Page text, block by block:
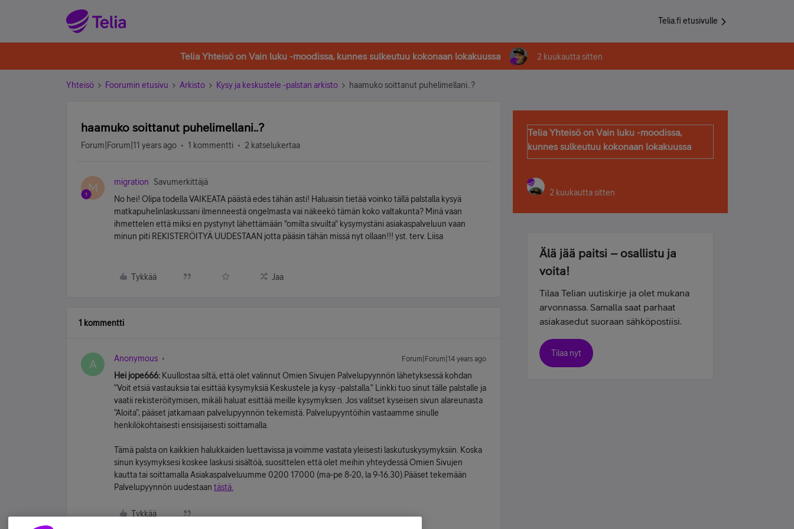
Telia.fi etusivulle
Telia Yhteisö on Vain luku -moodissa, kunnes sulkeutuu kokonaan lokakuussa 2 kuukautta sitten
Yhteisö Foorumin etusivu Arkisto Kysy ja keskustele -palstan arkisto haamuko soittanut puhelimellani..?
haamuko soittanut puhelimellani..?
Forum|Forum|11 years ago 1 kommentti 2 katselukertaa
M migration
Savumerkittäjä
No hei! Olipa todella VAIKEATA päästä edes tähän asti! Haluaisin tietää voinko tällä palstalla kysyä
matkapuhelinlaskussani ilmenneestä ongelmasta vai näkeekö tämän koko valtakunta? Minä vaan
ihmettelen että miksi en pystynyt lähettämään "omilta sivuilta" kysymystäni asiakaspalveluun vaan
minun piti REKISTERÖITYÄ UUDESTAAN jotta pääsin tähän missä nyt ollaan!!! yst. terv. Liisa
Tykkää Jaa
1 kommentti
A Anonymous Forum|Forum|14 years ago
Hei jope666: Kuullostaa siltä, että olet valinnut Omien Sivujen Palvelupyynnön lähetyksessä kohdan
”Voit etsiä vastauksia tai esittää kysymyksiä Keskustele ja kysy -palstalla.” Linkki tuo sinut tälle palstalle ja
vaatii rekisteröitymisen, mikäli haluat esittää meille kysymyksen. Jos valitset kyseisen sivun alareunasta
”Aloita”, pääset jatkamaan palvelupyynnön tekemistä. Palvelupyyntöihin vastaamme sinulle
henkilökohtaisesti ensisijaisesti soittamalla.
Tämä palsta on kaikkien halukkaiden luettavissa ja voimme vastata yleisesti laskutuskysymyksiin. Koska
sinun kysymyksesi koskee laskusi sisältöä, suosittelen että olet meihin yhteydessä Omien Sivujen
kautta tai soittamalla Asiakaspalveluumme 0200 17000 (ma-pe 8-20, la 9-16.30).Pääset tekemään
Palvelupyynnön uudestaan tästä.
Tykkää
Telia Yhteisö on Vain luku -moodissa,
kunnes sulkeutuu kokonaan lokakuussa
2 kuukautta sitten
Älä jää paitsi – osallistu ja
voita!
Tilaa Telian uutiskirje ja olet mukana
arvonnassa. Samalla saat parhaat
asiakasedut suoraan sähköpostiisi.
Tilaa nyt